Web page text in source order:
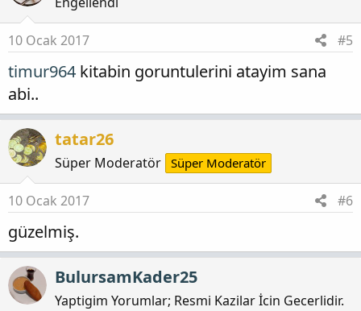
10 Ocak 2017 #5
timur964 kitabin goruntulerini atayim sana
abi..
tatar26
Süper Moderatör Süper Moderatör
10 Ocak 2017 #6
güzelmiş.
BulursamKader25
Yaptigim Yorumlar; Resmi Kazilar İcin Gecerlidir.